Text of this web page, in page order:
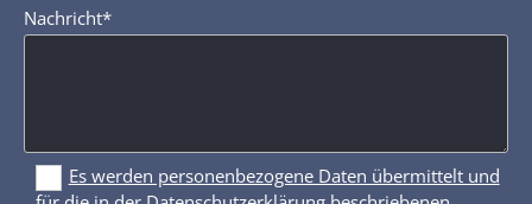
Nachricht*
Es werden personenbezogene Daten übermittelt und